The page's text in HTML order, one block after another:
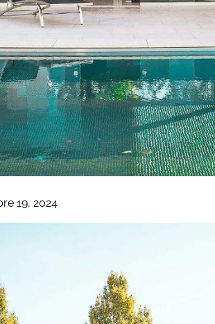
19, 2024